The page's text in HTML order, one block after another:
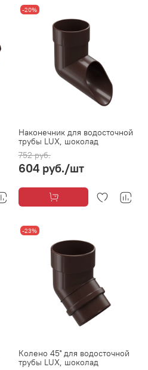
-20%
Наконечник для водосточной
трубы LUX, шоколад
752 руб.
604 руб./шт
-23%
Колено 45˚ для водосточной
трубы LUX, шоколад